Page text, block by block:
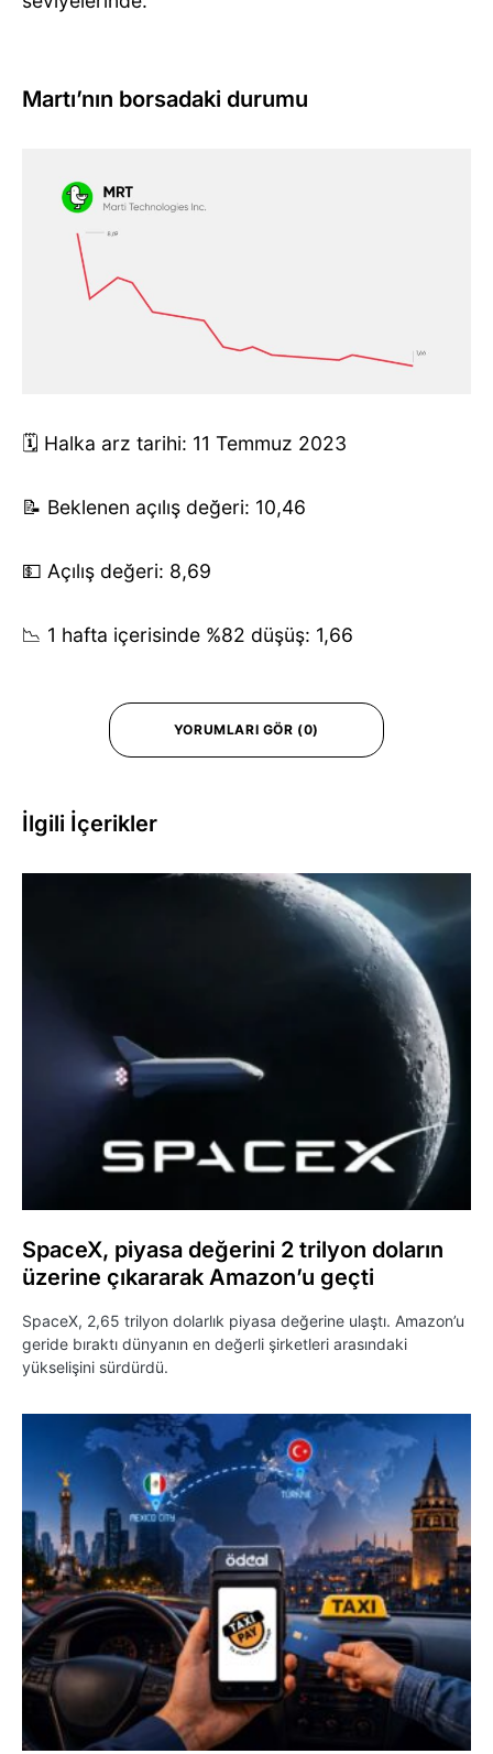
Martı’nın borsadaki durumu
🗓️ Halka arz tarihi: 11 Temmuz 2023
📝 Beklenen açılış değeri: 10,46
💵 Açılış değeri: 8,69
📉 1 hafta içerisinde %82 düşüş: 1,66
YORUMLARI GÖR (0)
İlgili İçerikler
SpaceX, piyasa değerini 2 trilyon doların
üzerine çıkararak Amazon’u geçti
SpaceX, 2,65 trilyon dolarlık piyasa değerine ulaştı. Amazon’u
geride bıraktı dünyanın en değerli şirketleri arasındaki
yükselişini sürdürdü.